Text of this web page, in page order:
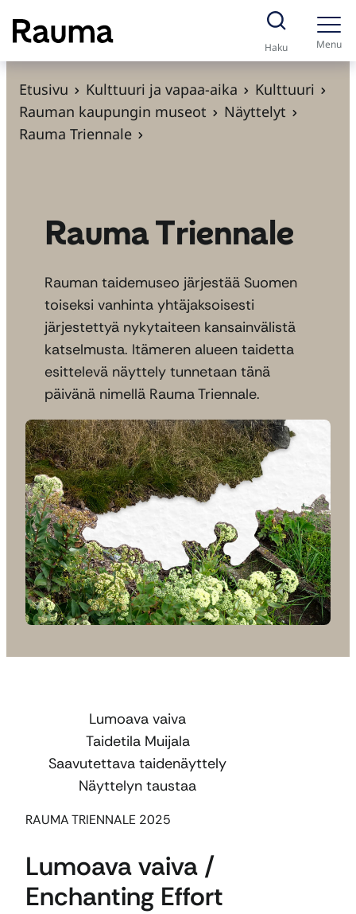
S
i
Haku Menu
Etusivu Kulttuuri ja vapaa-aika
Kulttuuri
Rauman kaupungin museot
Näyttelyt
Rauma Triennale
Rauma Triennale
Rauman taidemuseo järjestää Suomen
toiseksi vanhinta yhtäjaksoisesti
järjestettyä nykytaiteen kansainvälistä
katselmusta. Itämeren alueen taidetta
esittelevä näyttely tunnetaan tänä
päivänä nimellä Rauma Triennale.
Lumoava vaiva
Taidetila Muijala
Saavutettava taidenäyttely
Näyttelyn taustaa
RAUMA TRIENNALE 2025
Lumoava vaiva /
Enchanting Effort